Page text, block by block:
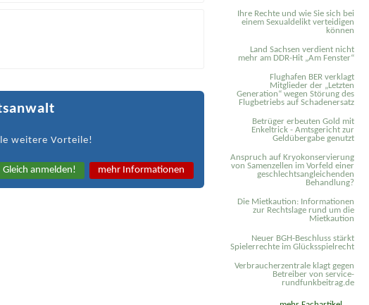
weitere Vorteile!
Gleich anmelden! mehr Informationen
Ihre Rechte und wie Sie sich bei
einem Sexual­delikt verteidigen
können
Land Sachsen verdient nicht
mehr am DDR-Hit „Am Fenster“
Flughafen BER verklagt
Mitglieder der „Letzten
Generation“ wegen Störung des
Flugbetriebs auf Schadenersatz
Betrüger erbeuten Gold mit
Enkeltrick - Amtsgericht zur
Geldübergabe genutzt
Anspruch auf Kryokonservierung
von Samenzellen im Vorfeld einer
geschlechtsangleichenden
Behandlung?
Die Mietkaution: Informationen
zur Rechtslage rund um die
Mietkaution
Neuer BGH-Beschluss stärkt
Spielerrechte im Glücksspielrecht
Verbraucherzentrale klagt gegen
Betreiber von service-
rundfunkbeitrag.de